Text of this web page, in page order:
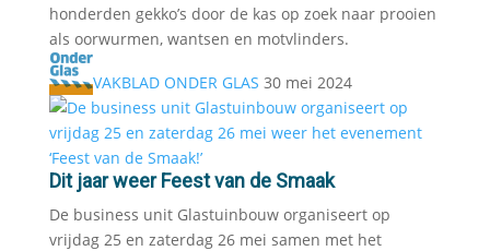
honderden gekko’s door de kas op zoek naar prooien
als oorwurmen, wantsen en motvlinders.
VAKBLAD ONDER GLAS 30 mei 2024
Dit jaar weer Feest van de Smaak
De business unit Glastuinbouw organiseert op
vrijdag 25 en zaterdag 26 mei samen met het